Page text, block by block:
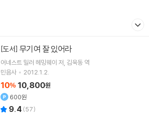
[도서] 무기여 잘 있어라
어네스트 밀러 헤밍웨이 저 김욱동 역
민음사
2012.1.2.
10% 10,800원
600원
9.4 (57)